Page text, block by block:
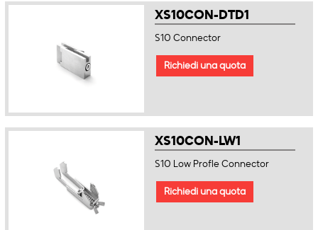
XS10CON-DTD1
S10 Connector
Richiedi una quota
XS10CON-LW1
S10 Low Profle Connector
Richiedi una quota